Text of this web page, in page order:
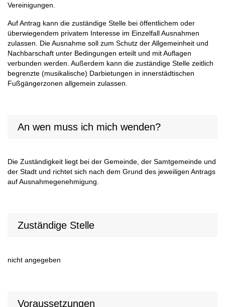
Vereinigungen.
Auf Antrag kann die zuständige Stelle bei öffentlichem oder
überwiegendem privatem Interesse im Einzelfall Ausnahmen
zulassen. Die Ausnahme soll zum Schutz der Allgemeinheit und
Nachbarschaft unter Bedingungen erteilt und mit Auflagen
verbunden werden. Außerdem kann die zuständige Stelle zeitlich
begrenzte (musikalische) Darbietungen in innerstädtischen
Fußgängerzonen allgemein zulassen.
An wen muss ich mich wenden?
Die Zuständigkeit liegt bei der Gemeinde, der Samtgemeinde und
der Stadt und richtet sich nach dem Grund des jeweiligen Antrags
auf Ausnahmegenehmigung.
Zuständige Stelle
nicht angegeben
Voraussetzungen